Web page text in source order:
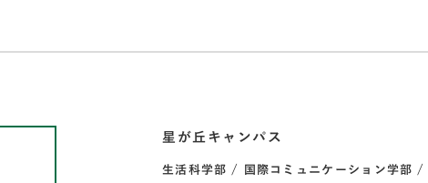
星が丘キャンパス
生活科学部
国際コミュニケーション学部